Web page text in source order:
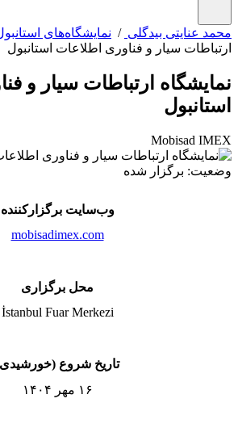
عنایتی بیدگلی/نمایشگاه‌های استانبول/
سیار و فناوری اطلاعات استانبول
ارتباطات سیار و
Mobisad
برگزار شده
وب‌سایت برگزارکننده
mobisadimex.com
محل برگزاری
İstanbul Fuar Merkezi
تاریخ شروع (خورشیدی)